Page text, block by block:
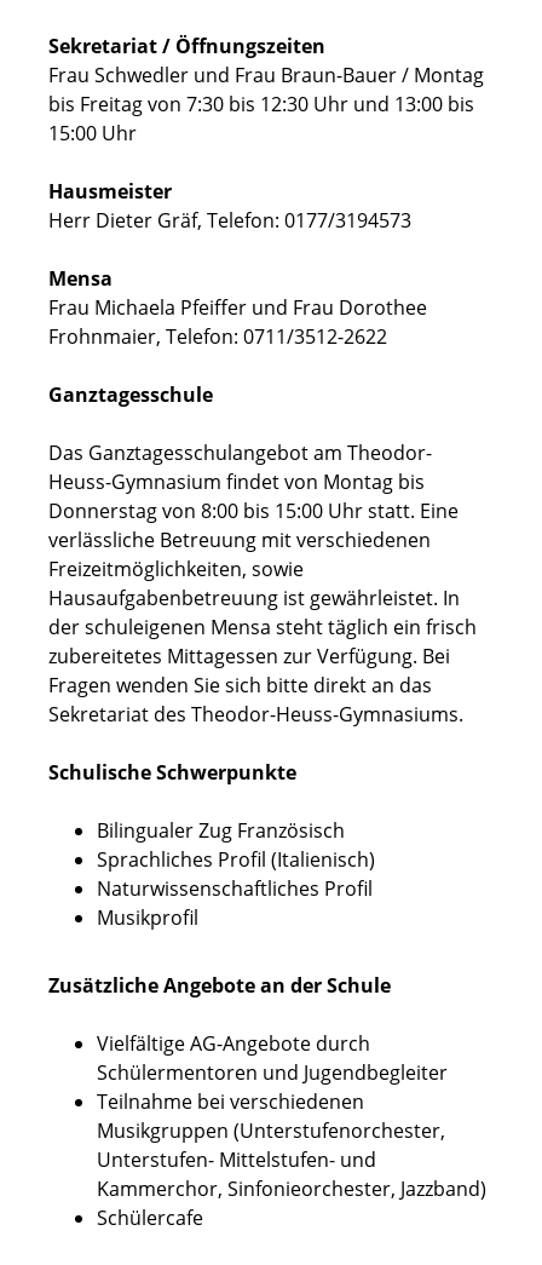
Sekretariat / Öffnungszeiten
Frau Schwedler und Frau Braun-Bauer / Montag
bis Freitag von 7:30 bis 12:30 Uhr und 13:00 bis
15:00 Uhr
Hausmeister
Herr Dieter Gräf, Telefon: 0177/3194573
Mensa
Frau Michaela Pfeiffer und Frau Dorothee
Frohnmaier, Telefon: 0711/3512-2622
Ganztagesschule
Das Ganztagesschulangebot am Theodor-
Heuss-Gymnasium findet von Montag bis
Donnerstag von 8:00 bis 15:00 Uhr statt. Eine
verlässliche Betreuung mit verschiedenen
Freizeitmöglichkeiten, sowie
Hausaufgabenbetreuung ist gewährleistet. In
der schuleigenen Mensa steht täglich ein frisch
zubereitetes Mittagessen zur Verfügung. Bei
Fragen wenden Sie sich bitte direkt an das
Sekretariat des Theodor-Heuss-Gymnasiums.
Schulische Schwerpunkte
Bilingualer Zug Französisch
Sprachliches Profil (Italienisch)
Naturwissenschaftliches Profil
Musikprofil
Zusätzliche Angebote an der Schule
Vielfältige AG-Angebote durch
Schülermentoren und Jugendbegleiter
Teilnahme bei verschiedenen
Musikgruppen (Unterstufenorchester,
Unterstufen- Mittelstufen- und
Kammerchor, Sinfonieorchester, Jazzband)
Schülercafe